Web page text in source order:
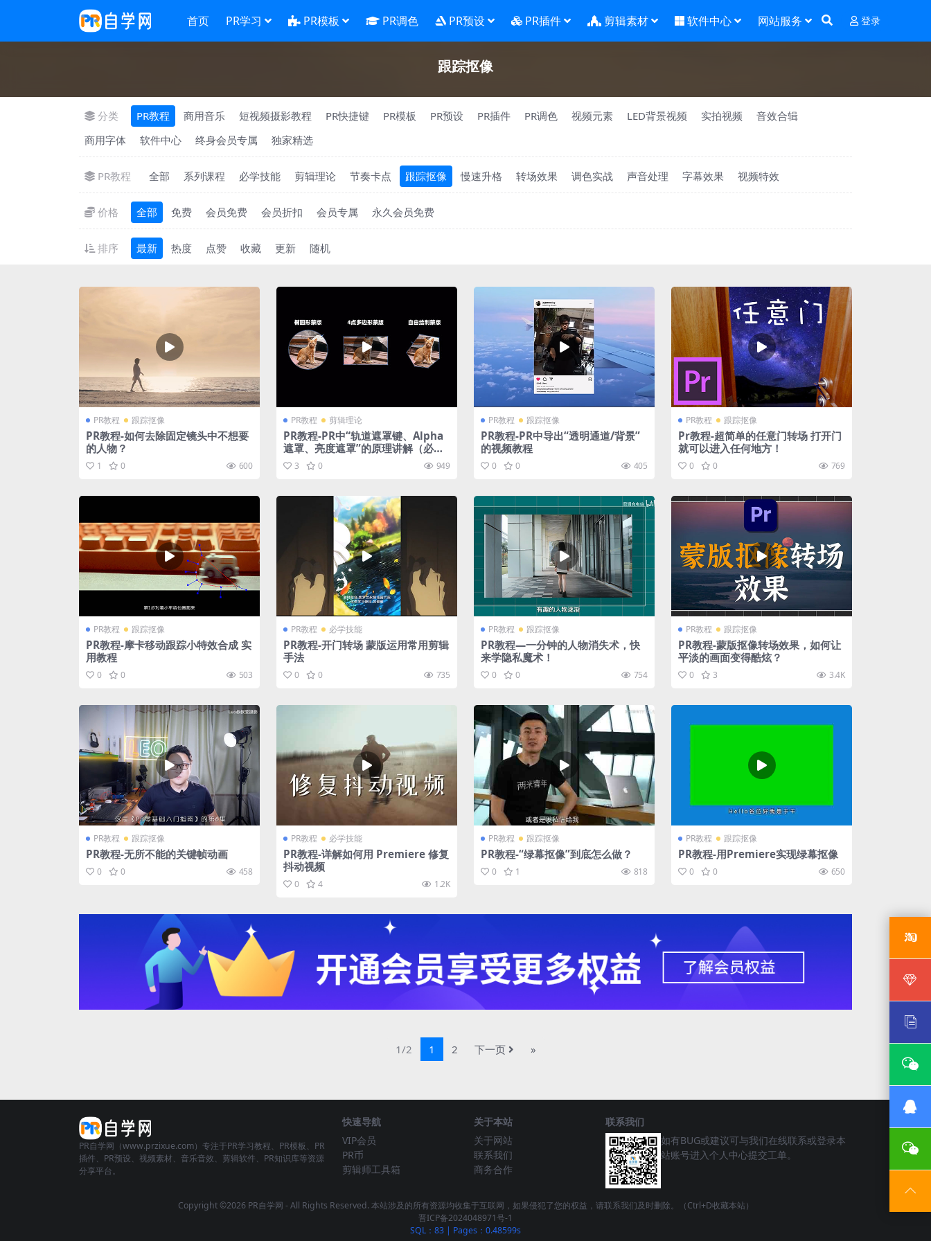
首页 PR学习 PR模板 PR调色 PR预设 PR插件 剪辑素材 软件中心 网站服务 登录
跟踪抠像
分类 PR教程 商用音乐 短视频摄影教程 PR快捷键 PR模板 PR预设 PR插件 PR调色 视频元素 LED背景视频 实拍视频
音效合辑
商用字体
软件中心 终身会员专属 独家精选
PR教程 全部 系列课程 必学技能 剪辑理论 节奏卡点 跟踪抠像 慢速升格 转场效果 调色实战 声音处理 字幕效果 视频特效
价格 全部 免费 会员免费 会员折扣 会员专属 永久会员免费
排序 最新 热度 点赞 收藏 更新 随机
PR教程 跟踪抠像
PR教程-如何去除固定镜头中不想要
的人物？
1 0 600
PR教程 剪辑理论
PR教程-PR中“轨道遮罩键、Alpha
遮罩、亮度遮罩”的原理讲解（必看
教程）
3 0 949
PR教程 跟踪抠像
PR教程-PR中导出“透明通道/背景”
的视频教程
0 0 405
PR教程 跟踪抠像
Pr教程-超简单的任意门转场 打开门
就可以进入任何地方！
0 0 769
PR教程 跟踪抠像
PR教程-摩卡移动跟踪小特效合成 实
用教程
0 0 503
PR教程 必学技能
PR教程-开门转场 蒙版运用常用剪辑
手法
0 0 735
PR教程 跟踪抠像
PR教程—一分钟的人物消失术，快
来学隐私魔术！
0 0 754
PR教程 跟踪抠像
PR教程-蒙版抠像转场效果，如何让
平淡的画面变得酷炫？
0 3 3.4K
PR教程 跟踪抠像
PR教程-无所不能的关键帧动画
0 0 458
PR教程 必学技能
PR教程-详解如何用 Premiere 修复
抖动视频
0 4 1.2K
PR教程 跟踪抠像
PR教程-“绿幕抠像”到底怎么做？
0 1 818
PR教程 跟踪抠像
PR教程-用Premiere实现绿幕抠像
0 0 650
1/2 1 2 下一页 »
PR自学网（www.przixue.com）专注于PR学习教程、PR模板、PR
插件、PR预设、视频素材、音乐音效、剪辑软件、PR知识库等资源
分享平台。
快速导航
VIP会员
PR币
剪辑师工具箱
关于本站
关于网站
联系我们
商务合作
联系我们
如有BUG或建议可与我们在线联系或登录本
站账号进入个人中心提交工单。
Copyright ©2026 PR自学网 - All Rights Reserved. 本站涉及的所有资源均收集于互联网，如果侵犯了您的权益，请联系我们及时删除。（Ctrl+D收藏本站）
晋ICP备2024048971号-1
SQL：83 | Pages：0.48599s